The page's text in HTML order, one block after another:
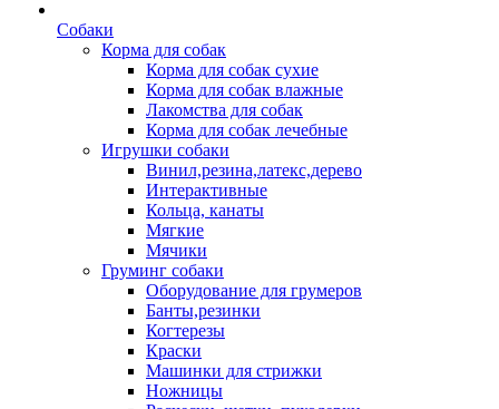
Собаки
Корма для собак
Корма для собак сухие
Корма для собак влажные
Лакомства для собак
Корма для собак лечебные
Игрушки собаки
Винил,резина,латекс,дерево
Интерактивные
Кольца, канаты
Мягкие
Мячики
Груминг собаки
Оборудование для грумеров
Банты,резинки
Когтерезы
Краски
Машинки для стрижки
Ножницы